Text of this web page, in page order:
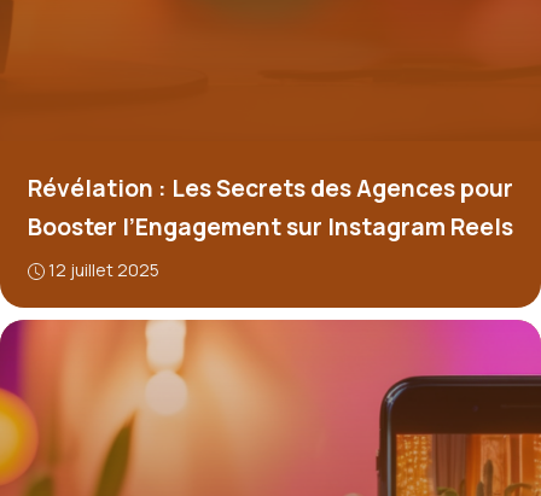
Révélation : Les Secrets des Agences pour
Booster l’Engagement sur Instagram Reels
12 juillet 2025